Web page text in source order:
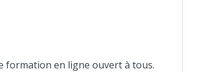
formation en ligne ouvert à tous.